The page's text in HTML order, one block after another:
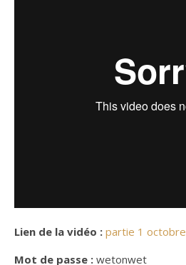
Lien de la vidéo : partie 1 octobre
Mot de passe : wetonwet